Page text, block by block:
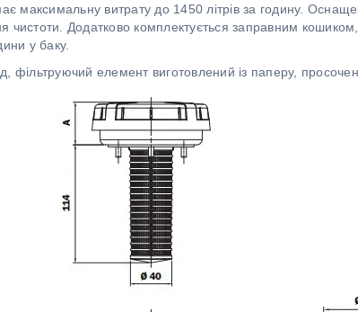
максимальну витрату до 1450 літрів за годину.
чистоти. Додатково комплектується заправним
у баку.
фільтруючий елемент виготовлений із паперу,